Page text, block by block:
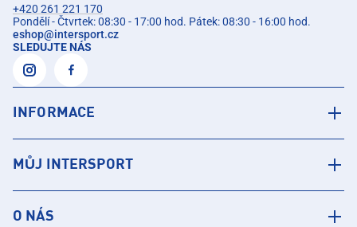
+420 261 221 170
Pondělí - Čtvrtek: 08:30 - 17:00 hod. Pátek: 08:30 - 16:00 hod.
eshop@intersport.cz
SLEDUJTE NÁS
INFORMACE
MŮJ INTERSPORT
O NÁS